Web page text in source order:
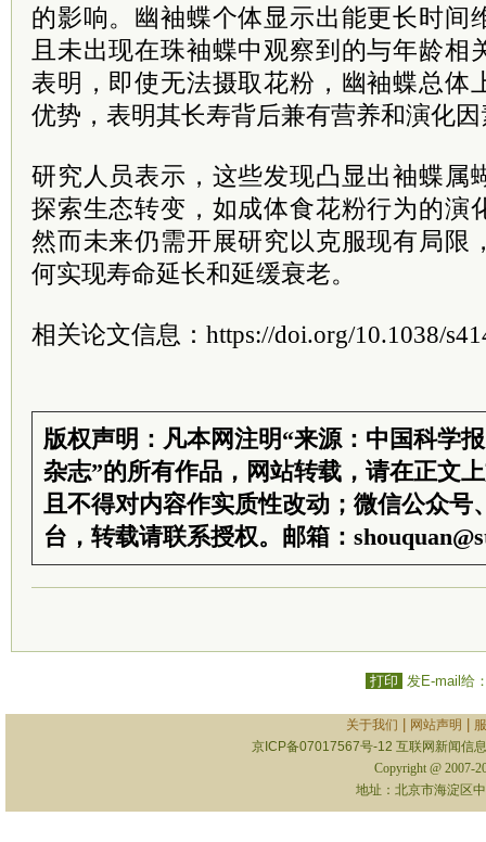
的影响。幽袖蝶个体显示出能更长时间
且未出现在珠袖蝶中观察到的与年龄相
表明，即使无法摄取花粉，幽袖蝶总体
优势，表明其长寿背后兼有营养和演化
研究人员表示，这些发现凸显出袖蝶属
探索生态转变，如成体食花粉行为的演
然而未来仍需开展研究以克服现有局限
何实现寿命延长和延缓衰老。
相关论文信息：https://doi.org/10.1038/
版权声明：凡本网注明“来源：中国科学
杂志”的所有作品，网站转载，请在正文
且不得对内容作实质性改动；微信公众号
台，转载请联系授权。邮箱：
打印 发E-mail给
关于我们 网站声明
京ICP备07017567号-12 互联网新闻信
Copyright @ 2007-
地址：北京市海淀区